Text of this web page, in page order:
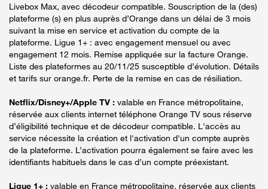
Livebox Max, avec décodeur compatible. Souscription de la (des)
plateforme (s) en plus auprès d’Orange dans un délai de 3 mois
suivant la mise en service et activation du compte de la
plateforme. Ligue 1+ : avec engagement mensuel ou avec
engagement 12 mois. Remise appliquée sur la facture Orange.
Liste des plateformes au 20/11/25 susceptible d’évolution. Détails
et tarifs sur orange.fr. Perte de la remise en cas de résiliation.
Netflix/Disney+/Apple TV : valable en France métropolitaine,
réservée aux clients internet téléphone Orange TV sous réserve
d’éligibilité technique et de décodeur compatible. L'accès au
service nécessite la création et l'activation d'un compte auprès
de la plateforme. L’activation pourra également se faire avec les
identifiants habituels dans le cas d’un compte préexistant.
Ligue 1+ : valable en France métropolitaine, réservée aux clients